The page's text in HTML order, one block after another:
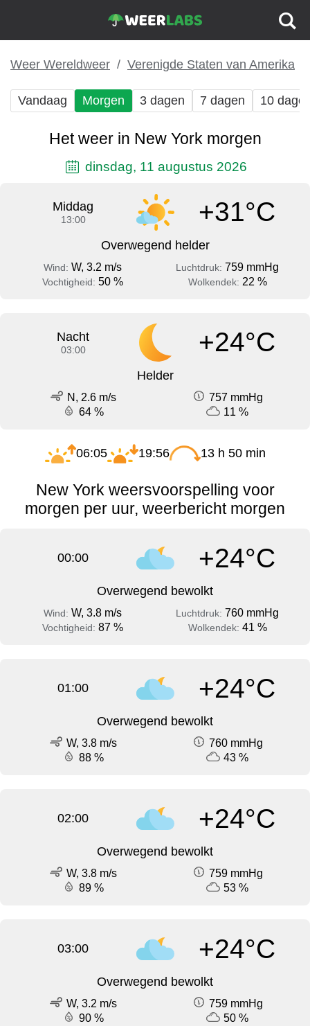
Weer Wereldweer Verenigde Staten van Amerika
Vandaag Morgen 3 dagen 7 dagen 10
Het weer in New York morgen
dinsdag, 11 augustus 2026
Middag
13:00 +31°C
Overwegend helder
Wind: W, 3.2 m/s Luchtdruk: 759 mmHg
Vochtigheid: 50 % Wolkendek: 22 %
Nacht
03:00 +24°C
Helder
N, 2.6 m/s
757 mmHg
64 %
11 %
06:05 19:56 13 h 50 min
New York weersvoorspelling voor
morgen per uur, weerbericht morgen
00:00 +24°C
Overwegend bewolkt
Wind: W, 3.8 m/s Luchtdruk: 760 mmHg
Vochtigheid: 87 % Wolkendek: 41 %
01:00 +24°C
Overwegend bewolkt
W, 3.8 m/s
760 mmHg
88 %
43 %
02:00 +24°C
Overwegend bewolkt
W, 3.8 m/s
759 mmHg
89 %
53 %
03:00 +24°C
Overwegend bewolkt
W, 3.2 m/s
759 mmHg
90 %
50 %